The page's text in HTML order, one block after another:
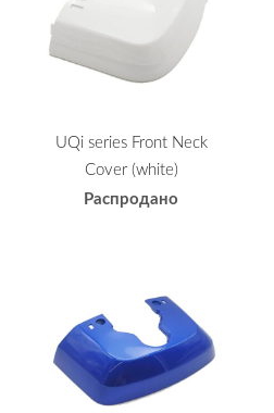
UQi series Front Neck
Cover (white)
Распродано